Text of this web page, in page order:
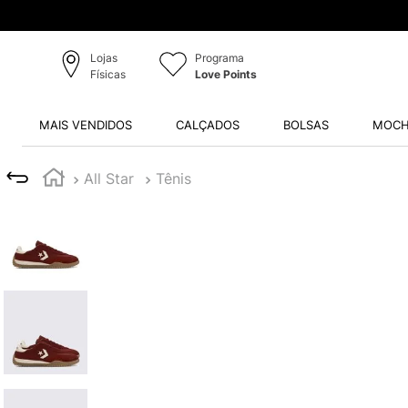
Lojas
Físicas
Programa
Love Points
MAIS VENDIDOS CALÇADOS BOLSAS
All Star Tênis